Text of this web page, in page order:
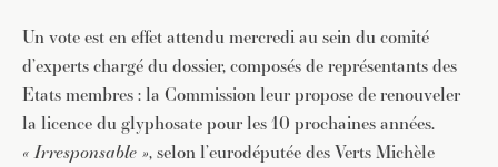
Un vote est en effet attendu mercredi au sein du comité
d’experts chargé du dossier, composés de représentants des
Etats membres : la Commission leur propose de renouveler
la licence du glyphosate pour les 10 prochaines années.
« Irresponsable », selon l’eurodéputée des Verts Michèle